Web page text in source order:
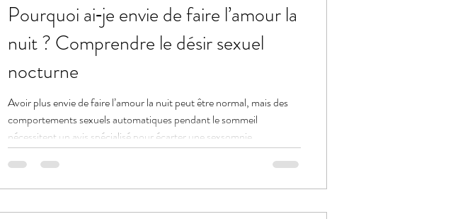
Pourquoi ai‑je envie de faire l’amour la
nuit ? Comprendre le désir sexuel
nocturne
Avoir plus envie de faire l’amour la nuit peut être normal, mais des
comportements sexuels automatiques pendant le sommeil
nécessitent un avis spécialisé pour écarter une sexsomnie.